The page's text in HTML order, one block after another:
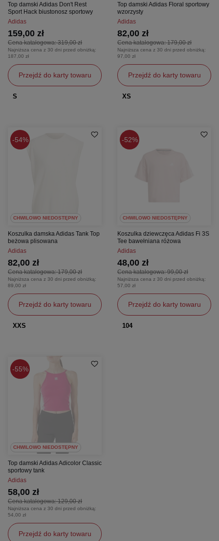
Top damski Adidas Don't Rest
Sport Hack biustonosz sportowy
Adidas
Cena katalogowa:319,00 zł
159,00 zł
Najniższa cena z 30 dni przed obniżką:
187,00 zł
Przejdź do karty towaru
S
Top damski Adidas Floral sportowy
wzorzysty
Adidas
Cena katalogowa:179,00 zł
82,00 zł
Najniższa cena z 30 dni przed obniżką:
97,00 zł
Przejdź do karty towaru
XS
54%
CHWILOWO NIEDOSTĘPNY
Koszulka damska Adidas Tank Top
beżowa plisowana
Adidas
Cena katalogowa:179,00 zł
82,00 zł
Najniższa cena z 30 dni przed obniżką:
89,00 zł
Przejdź do karty towaru
XXS
52%
CHWILOWO NIEDOSTĘPNY
Koszulka dziewczęca Adidas Fi 3S
Tee bawełniana różowa
Adidas
Cena katalogowa:99,00 zł
48,00 zł
Najniższa cena z 30 dni przed obniżką:
57,00 zł
Przejdź do karty towaru
104
55%
CHWILOWO NIEDOSTĘPNY
Top damski Adidas Adicolor Classic
sportowy tank
Adidas
Cena katalogowa:129,00 zł
58,00 zł
Najniższa cena z 30 dni przed obniżką:
54,00 zł
Przejdź do karty towaru